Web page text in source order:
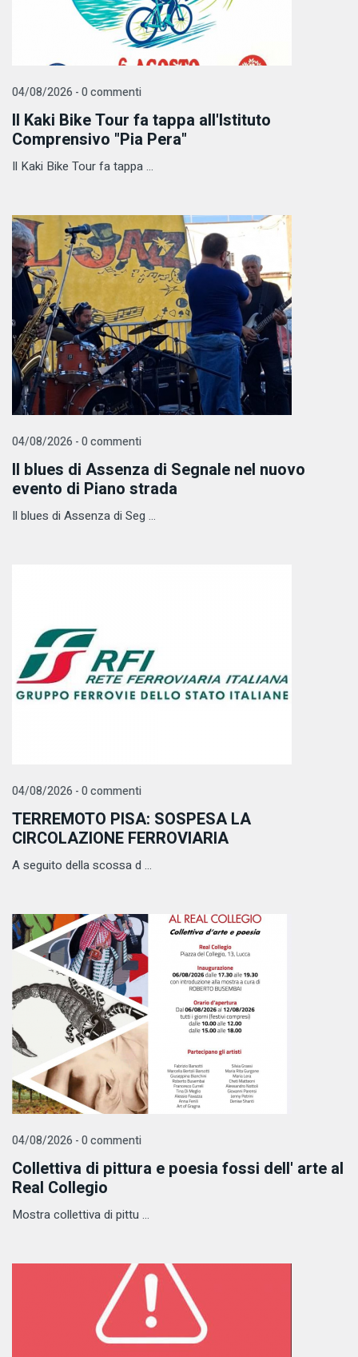
04/08/2026 - 0 commenti
Il Kaki Bike Tour fa tappa all'Istituto
Comprensivo "Pia Pera"
Il Kaki Bike Tour fa tappa ...
04/08/2026 - 0 commenti
Il blues di Assenza di Segnale nel nuovo
evento di Piano strada
Il blues di Assenza di Seg ...
04/08/2026 - 0 commenti
TERREMOTO PISA: SOSPESA LA
CIRCOLAZIONE FERROVIARIA
A seguito della scossa d ...
04/08/2026 - 0 commenti
Collettiva di pittura e poesia fossi dell' arte al
Real Collegio
Mostra collettiva di pittu ...